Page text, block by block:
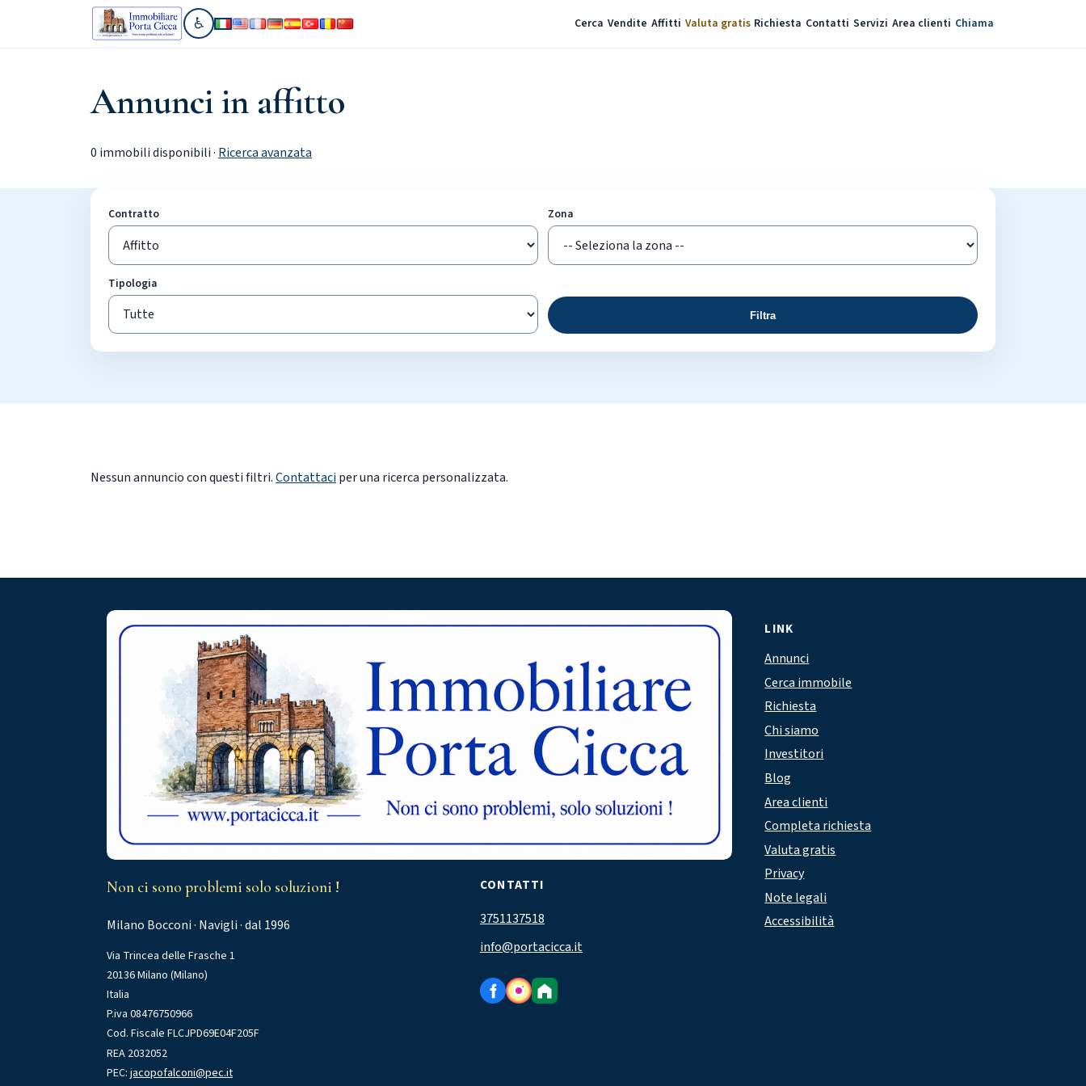
♿Vai alla sezione accessibilità Cerca Vendite Affitti Valuta gratis Richiesta Contatti Servizi Area clienti Chiama
Annunci in affitto
0 immobili disponibili · Ricerca avanzata
Contratto Zona
Tipologia
Filtra
Nessun annuncio con questi filtri.Contattaciper una ricerca personalizzata.
Non ci sono problemi solo soluzioni !
Milano Bocconi · Navigli · dal 1996
Via Trincea delle Frasche 1
20136 Milano (Milano)
Italia
P.iva 08476750966
Cod. Fiscale FLCJPD69E04F205F
REA 2032052
PEC: jacopofalconi@pec.it
CONTATTI
3751137518
info@portacicca.it
LINK
Annunci
Cerca immobile
Richiesta
Chi siamo
Investitori
Blog
Area clienti
Completa richiesta
Valuta gratis
Privacy
Note legali
Accessibilità